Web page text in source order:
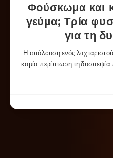
Φούσκωμα και
γεύμα; Τρία
για τη
Η απόλαυση ενός
καμία περίπτωση τη δυσπεψία